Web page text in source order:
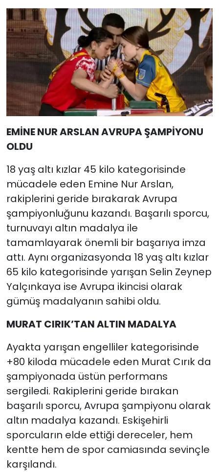
EMİNE NUR ARSLAN AVRUPA ŞAMPİYONU
OLDU
18 yaş altı kızlar 45 kilo kategorisinde
mücadele eden Emine Nur Arslan,
rakiplerini geride bırakarak Avrupa
şampiyonluğunu kazandı. Başarılı sporcu,
turnuvayı altın madalya ile
tamamlayarak önemli bir başarıya imza
attı. Aynı organizasyonda 18 yaş altı kızlar
65 kilo kategorisinde yarışan Selin Zeynep
Yalçınkaya ise Avrupa ikincisi olarak
gümüş madalyanın sahibi oldu.
MURAT CIRIK’TAN ALTIN MADALYA
Ayakta yarışan engelliler kategorisinde
+80 kiloda mücadele eden Murat Cırık da
şampiyonada üstün performans
sergiledi. Rakiplerini geride bırakan
başarılı sporcu, Avrupa şampiyonu olarak
altın madalya kazandı. Eskişehirli
sporcuların elde ettiği dereceler, hem
kentte hem de spor camiasında sevinçle
karşılandı.